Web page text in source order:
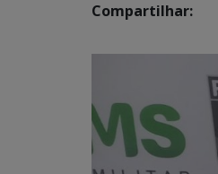
Compartilhar: